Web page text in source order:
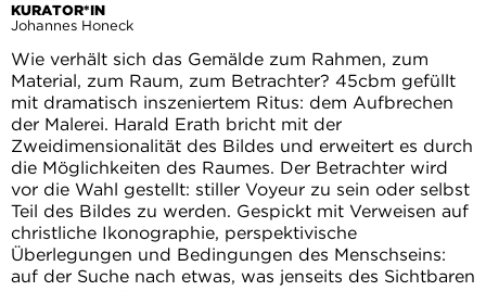
KURATOR*IN
Johannes Honeck
Wie verhält sich das Gemälde zum Rahmen, zum
Material, zum Raum, zum Betrachter? 45cbm gefüllt
mit dramatisch inszeniertem Ritus: dem Aufbrechen
der Malerei. Harald Erath bricht mit der
Zweidimensionalität des Bildes und erweitert es durch
die Möglichkeiten des Raumes. Der Betrachter wird
vor die Wahl gestellt: stiller Voyeur zu sein oder selbst
Teil des Bildes zu werden. Gespickt mit Verweisen auf
christliche Ikonographie, perspektivische
Überlegungen und Bedingungen des Menschseins:
auf der Suche nach etwas, was jenseits des Sichtbaren